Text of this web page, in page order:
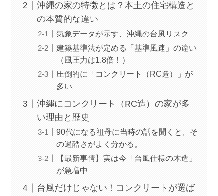
沖縄の家の特徴とは？本土の住宅構造と
の本質的な違い
気象データが示す、沖縄の台風リスク
建築基準法が定める「基準風速」の違い
（風圧力は1.8倍！）
圧倒的に「コンクリート（RC造）」が
多い
沖縄にコンクリート（RC造）の家が多
い理由と歴史
90代になる祖母に当時の話を聞くと、そ
の過酷さがよく分かる。
【最新事情】実は今「台風仕様の木造」
が急増中
台風だけじゃない！コンクリートが選ば